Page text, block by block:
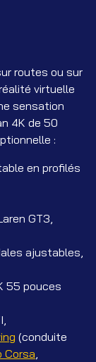
routes ou sur
virtuelle
sensation
4K de 50
:
en profilés
GT3,
ajustables,
55 pouces
(conduite
Corsa